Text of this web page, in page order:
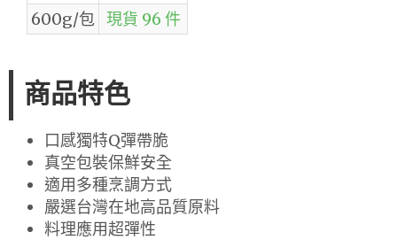
600g/包 現貨 96 件
商品特色
口感獨特Q彈帶脆
真空包裝保鮮安全
適用多種烹調方式
嚴選台灣在地高品質原料
料理應用超彈性